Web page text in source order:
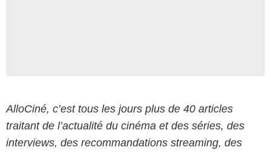
AlloCiné, c’est tous les jours plus de 40 articles
traitant de l’actualité du cinéma et des séries, des
interviews, des recommandations streaming, des